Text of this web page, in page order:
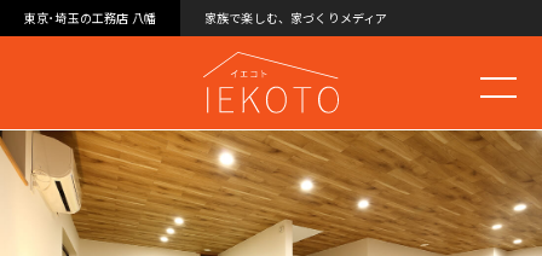
東京･埼玉の工務店 八幡 家族で楽しむ、家づくりメディア